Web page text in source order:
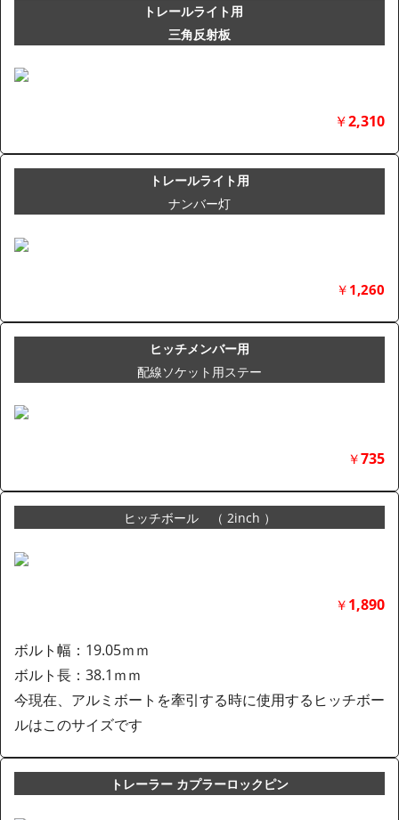
トレールライト用
三角反射板
￥2,310
トレールライト用
ナンバー灯
￥ 1,260
ヒッチメンバー用
配線ソケット用ステー
￥735
ヒッチボール （ 2inch ）
￥ 1,890
ボルト幅：19.05ｍｍ
ボルト長：38.1ｍｍ
今現在、アルミボートを牽引する時に使用するヒッチボー
ルはこのサイズです
トレーラー カプラーロックピン